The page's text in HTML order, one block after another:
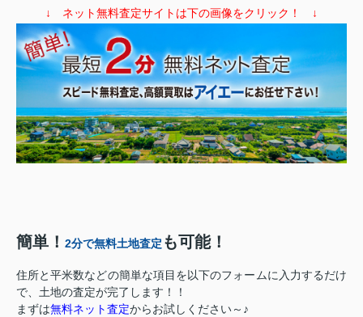
↓ ネット無料査定サイトは下の画像をクリック！ ↓
簡単！ 2分で無料土地査定 も可能！
住所と平米数などの簡単な項目を以下のフォームに入力するだけ
で、土地の査定が完了します！！
まずは無料ネット査定からお試しください～♪